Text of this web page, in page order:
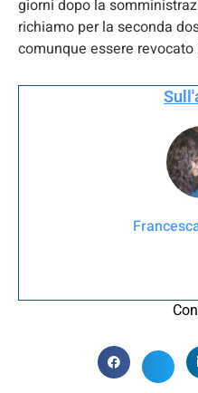
giorni dopo la
richiamo per la seconda
comunque essere